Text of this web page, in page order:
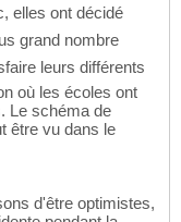
elles ont décidé
grand nombre
leurs différents
où les écoles ont
Le schéma de
être vu dans le
d'être optimistes,